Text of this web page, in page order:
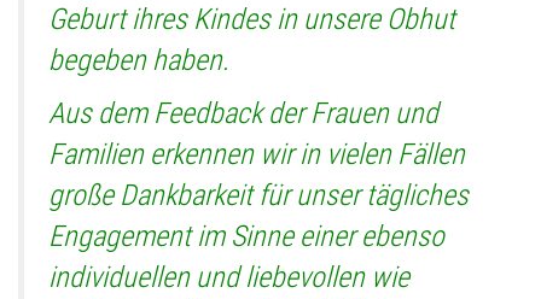
Geburt ihres Kindes in unsere Obhut
begeben haben.
Aus dem Feedback der Frauen und
Familien erkennen wir in vielen Fällen
große Dankbarkeit für unser tägliches
Engagement im Sinne einer ebenso
individuellen und liebevollen wie